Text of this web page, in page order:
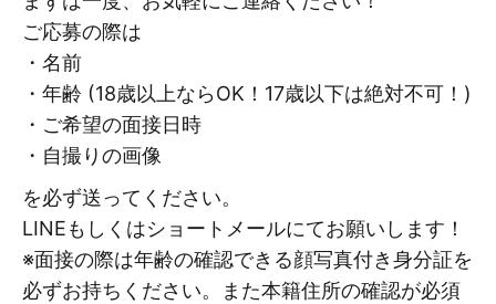
ご応募の際は
・名前
・年齢 (18歳以上ならOK！17歳以下は絶対不可！)
・ご希望の面接日時
・自撮りの画像
を必ず送ってください。
LINEもしくはショートメールにてお願いします！
※面接の際は年齢の確認できる顔写真付き身分証を
必ずお持ちください。また本籍住所の確認が必須